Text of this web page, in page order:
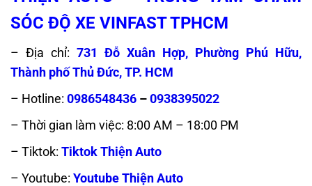
SÓC ĐỘ XE VINFAST TPHCM
– Địa chỉ: 731 Đỗ Xuân Hợp, Phường Phú Hữu,
Thành phố Thủ Đức, TP. HCM
– Hotline: 0986548436 –0938395022
– Thời gian làm việc: 8:00 AM – 18:00 PM
– Tiktok: Tiktok Thiện Auto
– Youtube: Youtube Thiện Auto